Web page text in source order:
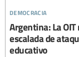
democracia
Argentina: La
escalada de
educativo